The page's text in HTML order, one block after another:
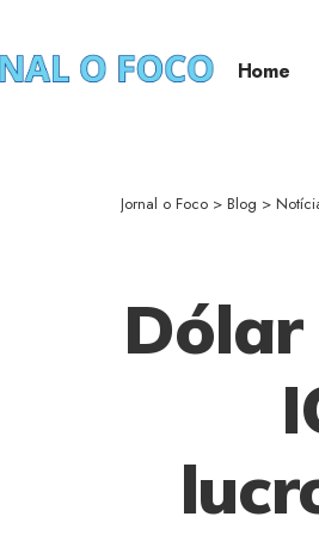
Home
Jornal o Foco > Blog >
Dólar